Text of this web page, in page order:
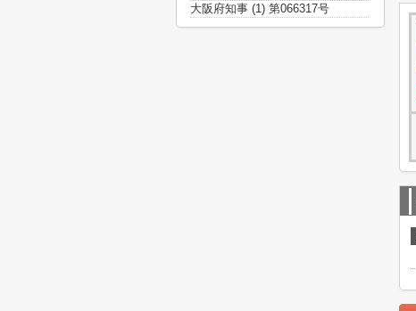
大阪府知事 (1) 第066317号